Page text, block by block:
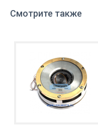
Смотрите также